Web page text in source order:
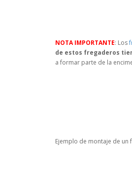
NOTA IMPORTANTE: Los
de estos fregaderos
a formar parte de la
Ejemplo de montaje de